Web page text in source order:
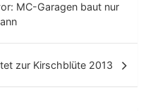
MC-Garagen baut nur
zur Kirschblüte 2013